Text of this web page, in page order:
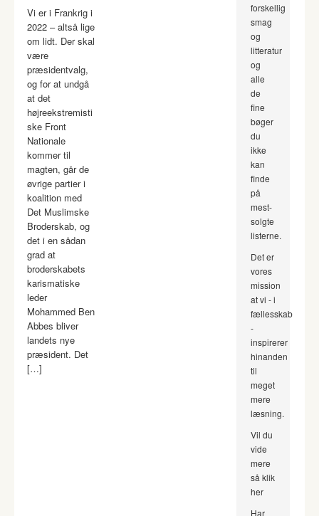
Vi er i Frankrig i
2022 – altså lige
om lidt. Der skal
være
præsidentvalg,
og for at undgå
at det
højreekstremisti
ske Front
Nationale
kommer til
magten, går de
øvrige partier i
koalition med
Det Muslimske
Broderskab, og
det i en sådan
grad at
broderskabets
karismatiske
leder
Mohammed Ben
Abbes bliver
landets nye
præsident. Det
[…]
forskellig
smag
og
litteratur
og
alle
de
fine
bøger
du
ikke
kan
finde
på
mest-
solgte
listerne.
Det er
vores
mission
at vi - i
fællesskab
-
inspirerer
hinanden
til
meget
mere
læsning.
Vil du
vide
mere
så klik
her
Har